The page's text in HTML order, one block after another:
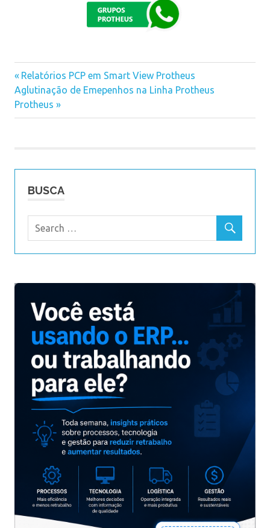
Navegação
de
Previous
Post:
Relatórios PCP em Smart View Protheus
Next
Post:
Aglutinação de Emepenhos na Linha Protheus
Protheus
BUSCA